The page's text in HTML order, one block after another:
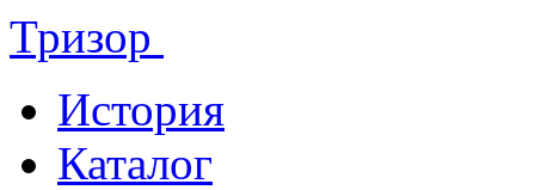
Тризор
История
Каталог